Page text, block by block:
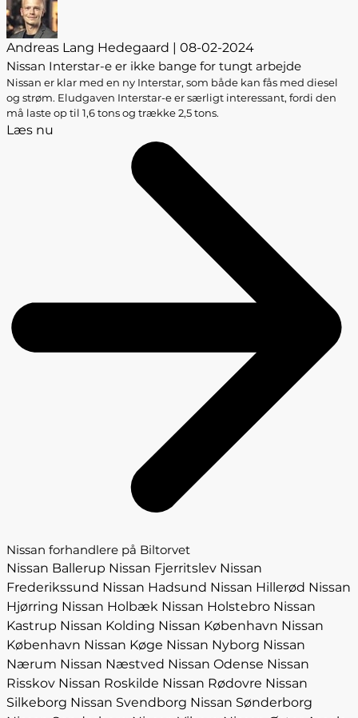
Andreas Lang Hedegaard | 08-02-2024
Nissan Interstar-e er ikke bange for tungt arbejde
Nissan er klar med en ny Interstar, som både kan fås med diesel
og strøm. Eludgaven Interstar-e er særligt interessant, fordi den
må laste op til 1,6 tons og trække 2,5 tons.
Læs nu
Nissan forhandlere på Biltorvet
Nissan Ballerup Nissan Fjerritslev Nissan
Frederikssund Nissan Hadsund Nissan Hillerød Nissan
Hjørring Nissan Holbæk Nissan Holstebro Nissan
Kastrup Nissan Kolding Nissan København Nissan
København Nissan Køge Nissan Nyborg Nissan
Nærum Nissan Næstved Nissan Odense Nissan
Risskov Nissan Roskilde Nissan Rødovre Nissan
Silkeborg Nissan Svendborg Nissan Sønderborg